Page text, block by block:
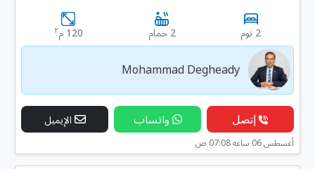
2 نوم 2 حمام 120 م ٢
Mohammad Degheady
إتصل واتساب الإيميل
أغسطس 06 ساعه 07:08 ص